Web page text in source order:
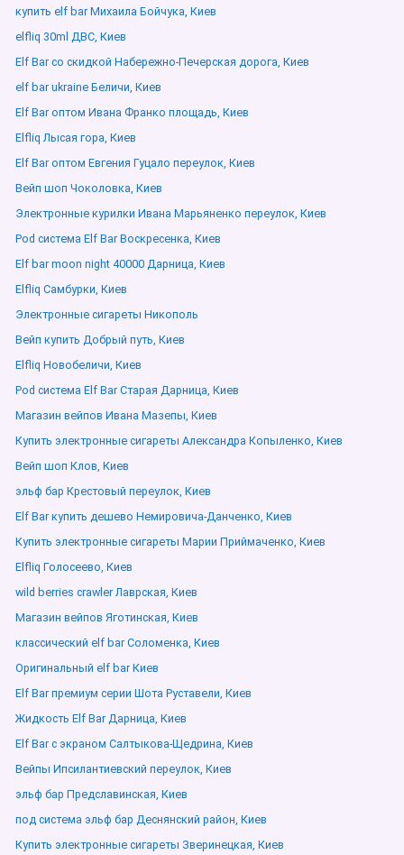
купить elf bar Михаила Бойчука, Киев
elfliq 30ml ДВС, Киев
Elf Bar со скидкой Набережно-Печерская дорога, Киев
elf bar ukraine Беличи, Киев
Elf Bar оптом Ивана Франко площадь, Киев
Elfliq Лысая гора, Киев
Elf Bar оптом Евгения Гуцало переулок, Киев
Вейп шоп Чоколовка, Киев
Электронные курилки Ивана Марьяненко переулок, Киев
Pod система Elf Bar Воскресенка, Киев
Elf bar moon night 40000 Дарница, Киев
Elfliq Самбурки, Киев
Электронные сигареты Никополь
Вейп купить Добрый путь, Киев
Elfliq Новобеличи, Киев
Pod система Elf Bar Старая Дарница, Киев
Магазин вейпов Ивана Мазепы, Киев
Купить электронные сигареты Александра Копыленко, Киев
Вейп шоп Клов, Киев
эльф бар Крестовый переулок, Киев
Elf Bar купить дешево Немировича-Данченко, Киев
Купить электронные сигареты Марии Приймаченко, Киев
Elfliq Голосеево, Киев
wild berries crawler Лаврская, Киев
Магазин вейпов Яготинская, Киев
классический elf bar Соломенка, Киев
Оригинальный elf bar Киев
Elf Bar премиум серии Шота Руставели, Киев
Жидкость Elf Bar Дарница, Киев
Elf Bar с экраном Салтыкова-Щедрина, Киев
Вейпы Ипсилантиевский переулок, Киев
эльф бар Предславинская, Киев
под система эльф бар Деснянский район, Киев
Купить электронные сигареты Зверинецкая, Киев